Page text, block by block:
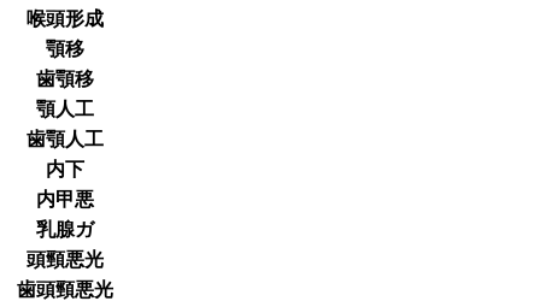
喉頭形成
顎移
歯顎移
顎人工
歯顎人工
内下
内甲悪
乳腺ガ
頭頸悪光
歯頭頸悪光